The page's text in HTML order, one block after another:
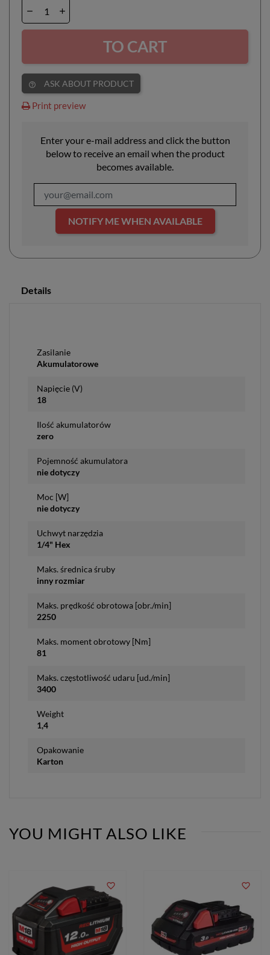
TO CART
help_outline ASK ABOUT PRODUCT
Print preview
Enter your e-mail address and click the button
below to receive an email when the product
becomes available.
NOTIFY ME WHEN AVAILABLE
Details
Zasilanie
Akumulatorowe
Napięcie (V)
18
Ilość akumulatorów
zero
Pojemność akumulatora
nie dotyczy
Moc [W]
nie dotyczy
Uchwyt narzędzia
1/4" Hex
Maks. średnica śruby
inny rozmiar
Maks. prędkość obrotowa [obr./min]
2250
Maks. moment obrotowy [Nm]
81
Maks. częstotliwość udaru [ud./min]
3400
Weight
1,4
Opakowanie
Karton
YOU MIGHT ALSO LIKE
favorite_border favorite_border